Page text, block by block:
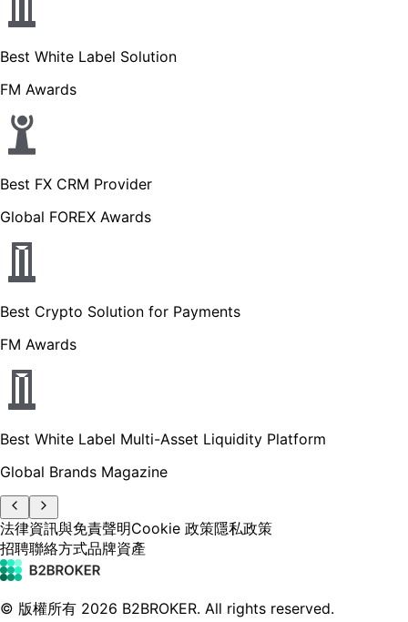
Best White Label Solution
FM Awards
Best FX CRM Provider
Global FOREX Awards
Best Crypto Solution for Payments
FM Awards
Best White Label Multi-Asset Liquidity Platform
Global Brands Magazine
法律資訊與免責聲明Cookie 政策隱私政策
招聘聯絡方式品牌資產
© 版權所有 2026 B2BROKER. All rights reserved.